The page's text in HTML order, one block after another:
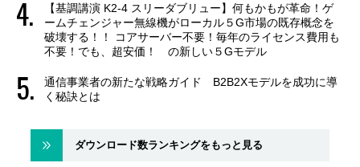
【基調講演 K2-4 スリーダブリュー】何もかもが革命！ゲ
ームチェンジャー無線機がローカル５G市場の既存概念を
破壊する！！ コアサーバー不要！毎年のライセンス費用も
不要！でも、超安価！ の新しい５Gモデル
通信事業者の新たな戦略ガイド B2B2Xモデルを成功に導
く秘訣とは
ダウンロード数ランキングをもっと見る